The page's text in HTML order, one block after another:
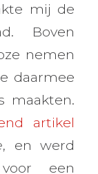
mij de
Boven
nemen
daarmee
maakten.
artikel
, en werd
een